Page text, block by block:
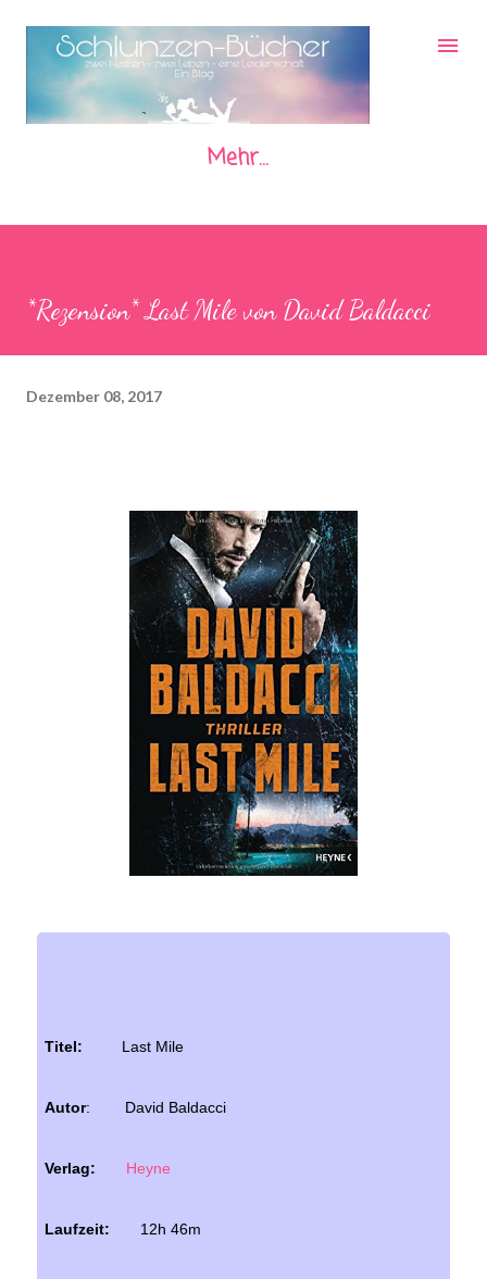
Direkt zum Hauptbereich
Mehr…
*Rezension* Last Mile von David Baldacci
Dezember 08, 2017
Titel: Last Mile
Autor: David Baldacci
Verlag: Heyne
Laufzeit: 12h 46m